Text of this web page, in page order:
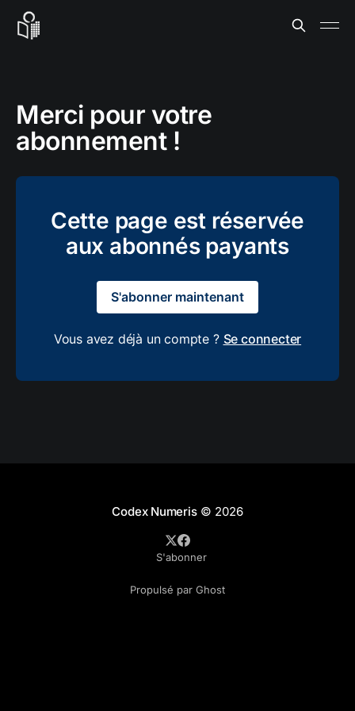
Merci pour votre
abonnement !
Cette page est réservée
aux abonnés payants
S'abonner maintenant
Vous avez déjà un compte ? Se connecter
Codex Numeris© 2026
S'abonner
Propulsé par Ghost